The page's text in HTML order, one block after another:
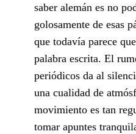
saber alemán es no
golosamente de esas
que todavía parece
palabra escrita. El
periódicos da al
una cualidad de
movimiento es tan
tomar apuntes